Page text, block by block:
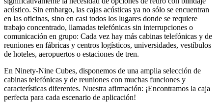
acústico. Sin embargo, las cajas acústicas ya no sólo se encuentran
en las oficinas, sino en casi todos los lugares donde se requiere
trabajo concentrado, llamadas telefónicas sin interrupciones o
comunicación en grupo: Cada vez hay más cabinas telefónicas y de
reuniones en fábricas y centros logísticos, universidades, vestíbulos
de hoteles, aeropuertos o estaciones de tren.
En Ninety-Nine Cubes, disponemos de una amplia selección de
cabinas telefónicas y de reuniones con muchas funciones y
características diferentes. Nuestra afirmación: ¡Encontramos la caja
perfecta para cada escenario de aplicación!